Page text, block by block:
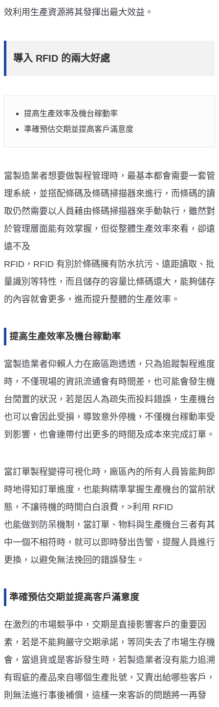
效利用生產資源將其發揮出最大效益。
導入 RFID 的兩大好處
提高生產效率及機台稼動率
準確預估交期並提高客戶滿意度
當製造業者想要做製程管理時，最基本都會需要一套管
理系統，並搭配條碼及條碼掃描器來進行，而條碼的讀
取仍然需要以人員藉由條碼掃描器來手動執行，雖然對
於管理層面能有效掌握，但從整體生產效率來看，卻遠
遠不及
RFID，RFID 有別於條碼擁有防水抗污、遠距讀取、批
量識別等特性，而且儲存的容量比條碼還大，能夠儲存
的內容就會更多，進而提升整體的生產效率。
提高生產效率及機台稼動率
當製造業者仰賴人力在廠區跑透透，只為追蹤製程進度
時，不僅現場的資訊流通會有時間差，也可能會發生機
台閒置的狀況，若是因人為疏失而投料錯誤，生產機台
也可以會因此受損，導致意外停機，不僅機台稼動率受
到影響，也會連帶付出更多的時間及成本來完成訂單。
當訂單製程變得可視化時，廠區內的所有人員皆能夠即
時地得知訂單進度，也能夠精準掌握生產機台的當前狀
態，不讓待機的時間白白浪費，>利用 RFID
也能做到防呆機制，當訂單、物料與生產機台三者有其
中一個不相符時，就可以即時發出告警，提醒人員進行
更換，以避免無法挽回的錯誤發生。
準確預估交期並提高客戶滿意度
在激烈的市場競爭中，交期是直接影響客戶的重要因
素，若是不能夠嚴守交期承諾，等同失去了市場生存機
會，當退貨或是客訴發生時，若製造業者沒有能力追溯
有瑕疵的產品來自哪個生產批號，又賣出給哪些客戶，
則無法進行事後補償，這樣一來客訴的問題將一再發